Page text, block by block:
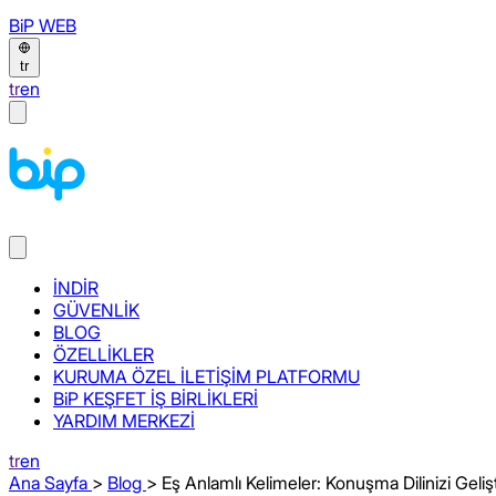
BiP WEB
tr
tren
İNDİR
GÜVENLİK
BLOG
ÖZELLİKLER
KURUMA ÖZEL İLETİŞİM PLATFORMU
BiP KEŞFET İŞ BİRLİKLERİ
YARDIM MERKEZİ
tren
Ana Sayfa > Blog > Eş Anlamlı Kelimeler: Konuşma Dilinizi